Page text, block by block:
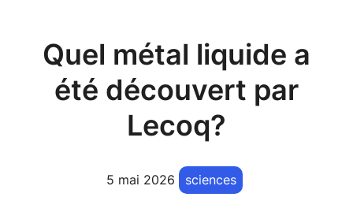
Quel métal liquide a
été découvert par
Lecoq?
5 mai 2026 sciences